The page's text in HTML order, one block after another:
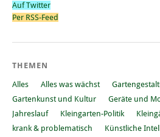
Auf Twitter
Per RSS-Feed
THEMEN
Alles Alles was wächst
Gartenkunst und Kultur
Geräte und
Jahreslauf
Kleingarten-Politik
krank & problematisch
Künstliche